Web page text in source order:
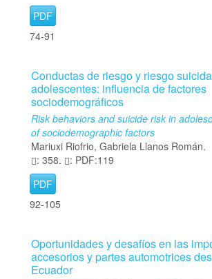
PDF
74-91
Conductas de riesgo y riesgo
adolescentes: influencia de factores
sociodemográficos
Risk behaviors and suicide risk in
of sociodemographic factors
Mariuxi Riofrio, Gabriela Llanos Román.
: 358.
: PDF:119
PDF
92-105
Oportunidades y desafíos en las
accesorios y partes automotrices
Ecuador